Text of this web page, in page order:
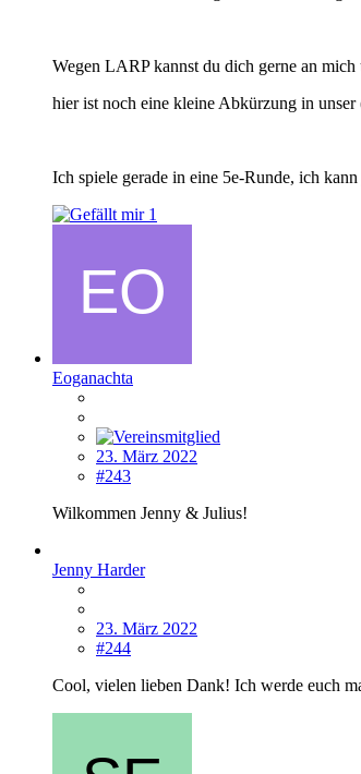
Wegen LARP kannst du dich gerne an mich
hier ist noch eine kleine Abkürzung in
Ich spiele gerade in eine 5e-Runde, ich
1
Eoganachta
23. März 2022
#243
Wilkommen Jenny & Julius!
Jenny Harder
23. März 2022
#244
Cool, vielen lieben Dank! Ich werde euch